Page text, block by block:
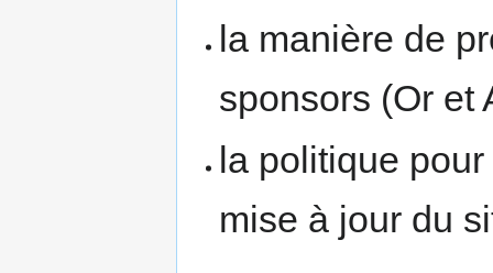
la manière de
sponsors (Or et
la politique
mise à jour du